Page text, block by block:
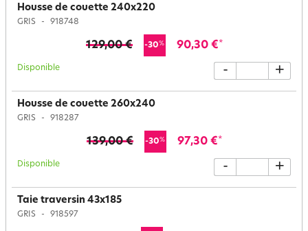
Housse de couette 240x220
GRIS 918748
129,00 € -30% 90,30 €*
Disponible - +
Housse de couette 260x240
GRIS 918287
139,00 € -30% 97,30 €*
Disponible - +
Taie traversin 43x185
GRIS 918597